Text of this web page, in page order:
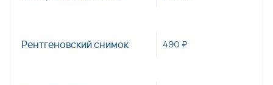
Рентгеновский снимок 490 ₽